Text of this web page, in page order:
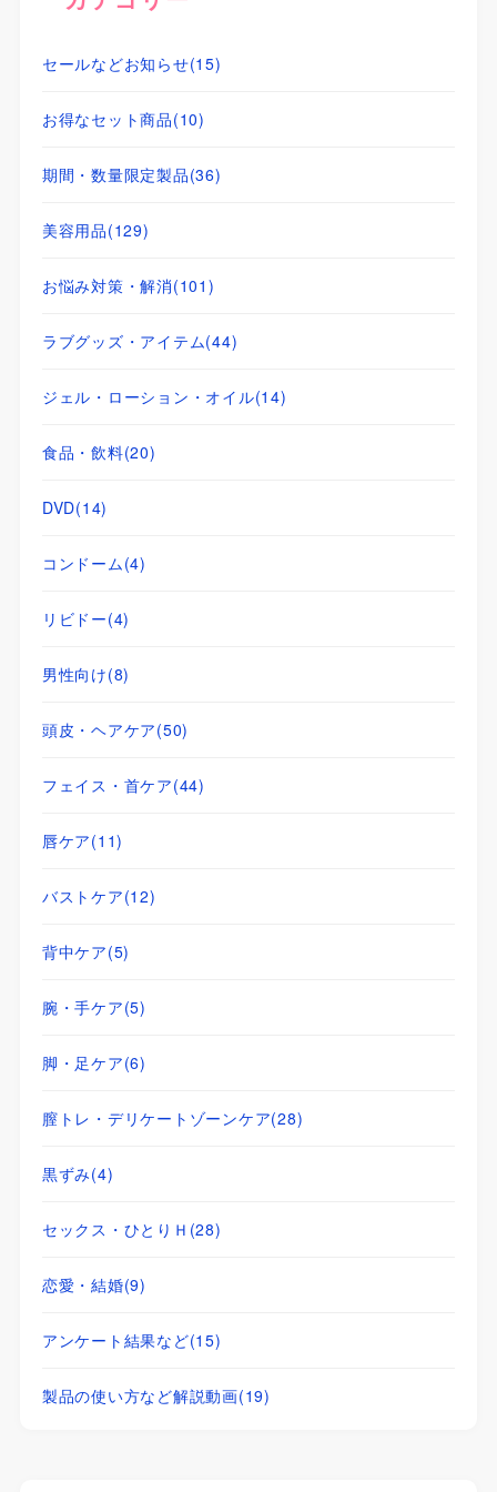
セールなどお知らせ(15)
お得なセット商品(10)
期間・数量限定製品(36)
美容用品(129)
お悩み対策・解消(101)
ラブグッズ・アイテム(44)
ジェル・ローション・オイル(14)
食品・飲料(20)
DVD(14)
コンドーム(4)
リビドー(4)
男性向け(8)
頭皮・ヘアケア(50)
フェイス・首ケア(44)
唇ケア(11)
バストケア(12)
背中ケア(5)
腕・手ケア(5)
脚・足ケア(6)
膣トレ・デリケートゾーンケア(28)
黒ずみ(4)
セックス・ひとりＨ (28)
恋愛・結婚(9)
アンケート結果など(15)
製品の使い方など解説動画(19)